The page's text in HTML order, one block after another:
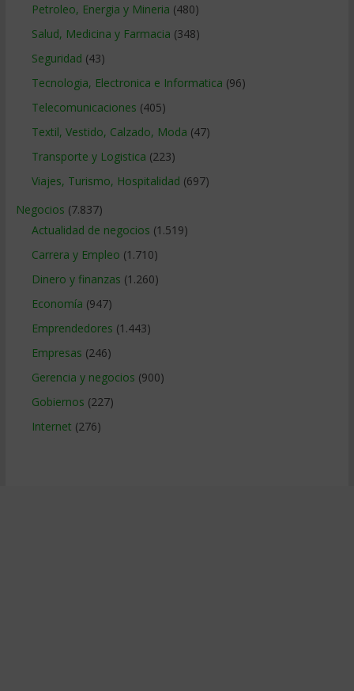
Petroleo, Energia y Mineria (480)
Salud, Medicina y Farmacia (348)
Seguridad (43)
Tecnologia, Electronica e Informatica (96)
Telecomunicaciones (405)
Textil, Vestido, Calzado, Moda (47)
Transporte y Logistica (223)
Viajes, Turismo, Hospitalidad (697)
Negocios (7.837)
Actualidad de negocios (1.519)
Carrera y Empleo (1.710)
Dinero y finanzas (1.260)
Economía (947)
Emprendedores (1.443)
Empresas (246)
Gerencia y negocios (900)
Gobiernos (227)
Internet (276)